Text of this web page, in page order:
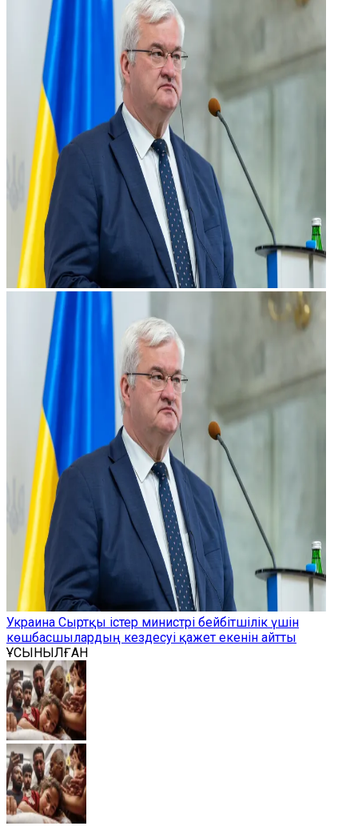
Украина Сыртқы істер министрі бейбітшілік үшін
көшбасшылардың кездесуі қажет екенін айтты
ҰСЫНЫЛҒАН